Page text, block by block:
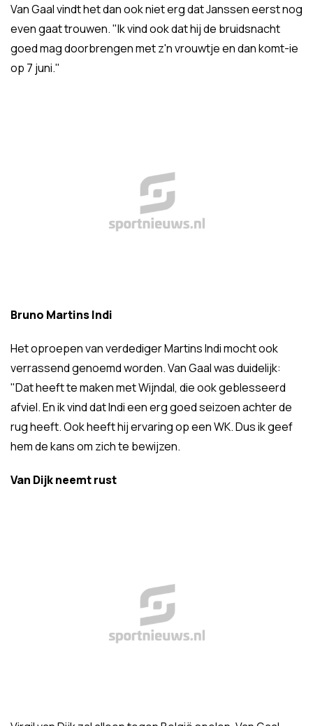
Van Gaal vindt het dan ook niet erg dat Janssen eerst nog
even gaat trouwen. "Ik vind ook dat hij de bruidsnacht
goed mag doorbrengen met z'n vrouwtje en dan komt-ie
op 7 juni."
Bruno Martins Indi
Het oproepen van verdediger Martins Indi mocht ook
verrassend genoemd worden. Van Gaal was duidelijk:
"Dat heeft te maken met Wijndal, die ook geblesseerd
afviel. En ik vind dat Indi een erg goed seizoen achter de
rug heeft. Ook heeft hij ervaring op een WK. Dus ik geef
hem de kans om zich te bewijzen.
Van Dijk neemt rust